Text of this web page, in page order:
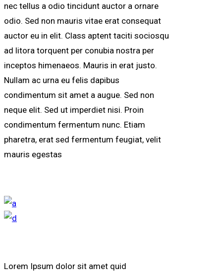
nec tellus a odio tincidunt auctor a ornare
odio. Sed non mauris vitae erat consequat
auctor eu in elit. Class aptent taciti sociosqu
ad litora torquent per conubia nostra per
inceptos himenaeos. Mauris in erat justo.
Nullam ac urna eu felis dapibus
condimentum sit amet a augue. Sed non
neque elit. Sed ut imperdiet nisi. Proin
condimentum fermentum nunc. Etiam
pharetra, erat sed fermentum feugiat, velit
mauris egestas
Lorem Ipsum dolor sit amet quid